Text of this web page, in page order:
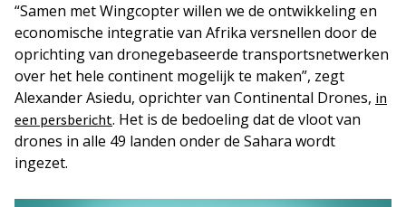
“Samen met Wingcopter willen we de ontwikkeling en
economische integratie van Afrika versnellen door de
oprichting van dronegebaseerde transportsnetwerken
over het hele continent mogelijk te maken”, zegt
Alexander Asiedu, oprichter van Continental Drones, in
een persbericht. Het is de bedoeling dat de vloot van
drones in alle 49 landen onder de Sahara wordt
ingezet.